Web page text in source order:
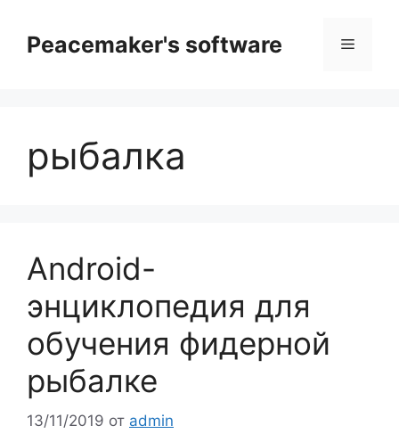
содержимому
Peacemaker's software Меню
рыбалка
Android-
энциклопедия для
обучения фидерной
рыбалке
13/11/2019 от admin